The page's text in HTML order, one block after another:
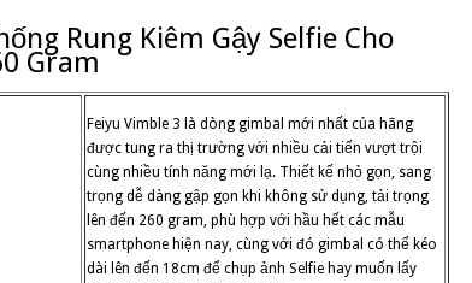
Rung Kiêm Gậy Selfie Cho
Gram
Feiyu Vimble 3 là dòng gimbal mới nhất của hãng
được tung ra thị trường với nhiều cải tiến vượt trội
cùng nhiều tính năng mới lạ. Thiết kế nhỏ gọn, sang
trọng dễ dàng gập gọn khi không sử dụng, tải trọng
lên đến 260 gram, phù hợp với hầu hết các mẫu
smartphone hiện nay, cùng với đó gimbal có thể kéo
dài lên đến 18cm để chụp ảnh Selfie hay muốn lấy